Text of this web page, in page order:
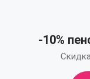
-10%